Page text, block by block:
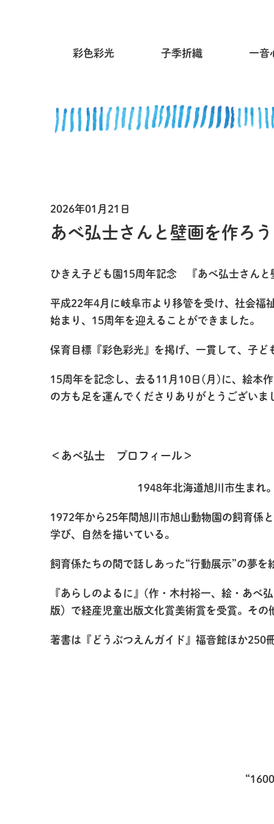
彩色彩光 子季折織 一音
2026年01月21日
あべ弘士さんと壁画を作ろう
ひきえ子ども園15周年記念 『あべ弘士さんと
平成22年4月に岐阜市より移管を受け、社会
始まり、15周年を迎えることができました。
保育目標『彩色彩光』を掲げ、一貫して、子ど
15周年を記念し、去る11月10日(月)に、絵本
の方も足を運んでくださりありがとうございま
＜あべ弘士 プロフィール＞
1948年北海道旭川市生まれ
1972年から25年間旭川市旭山動物園の飼育係
学び、自然を描いている。
飼育係たちの間で話しあった“行動展示”の夢を
『あらしのよるに』(作・木村裕一、絵・あべ
版）で経産児童出版文化賞美術賞を受賞。その
著書は『どうぶつえんガイド』福音館ほか250